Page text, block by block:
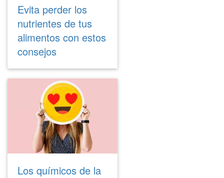
Evita perder los
nutrientes de tus
alimentos con estos
consejos
Los químicos de la